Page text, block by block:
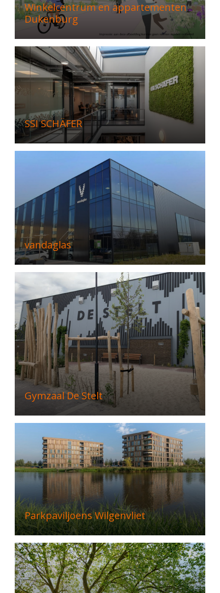
Winkelcentrum en appartementen
Dukenburg
SSI SCHÄFER
vandaglas
Gymzaal De Stelt
Parkpaviljoens Wilgenvliet